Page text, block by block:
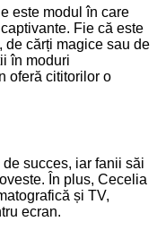
este modul în care
Fie că este
de cărți magice sau de
în moduri
oferă cititorilor o
succes, iar fanii săi
În plus, Cecelia
și TV,
ecran.